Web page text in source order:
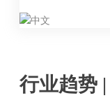
中文
行业趋势